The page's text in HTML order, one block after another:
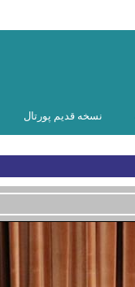
نسخه قدیم پورتال